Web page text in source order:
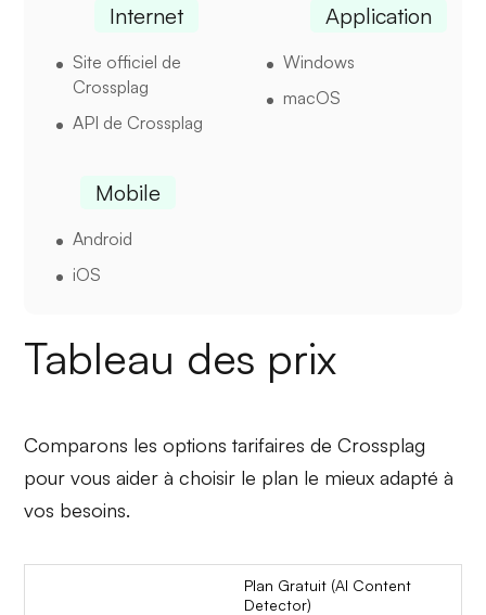
Internet
Site officiel de
Crossplag
API de Crossplag
Application
Windows
macOS
Mobile
Android
iOS
Tableau des prix
Comparons les options tarifaires de Crossplag
pour vous aider à choisir le plan le mieux adapté à
vos besoins.
Plan Gratuit (AI Content
Detector)